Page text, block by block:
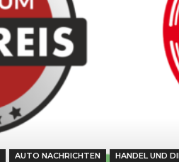
AUTO NACHRICHTEN HANDEL UND